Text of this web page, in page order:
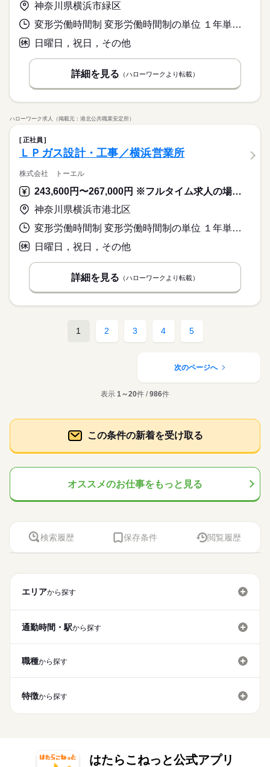
神奈川県横浜市緑区
変形労働時間制 変形労働時間制の単位 １年単位 就業時間１ 8時00分〜17時00分
日曜日，祝日，その他
詳細を見る （ハローワークより転載）
ハローワーク求人（掲載元：港北公共職業安定所）
正社員
ＬＰガス設計・工事／横浜営業所
株式会社 トーエル
243,600円〜267,000円 ※フルタイム求人の場合は月額（換算額）、パート求人の場合は時間額を表示しています。
神奈川県横浜市港北区
変形労働時間制 変形労働時間制の単位 １年単位 就業時間１ 9時00分〜17時30分 就業時間に関する特記事項 ・夜間作業はその作業内容により時間が確定する。
日曜日，祝日，その他
詳細を見る （ハローワークより転載）
1 2 3 4 5
次のページへ
表示 1～20件 /986件
この条件の新着を受け取る
オススメのお仕事をもっと見る
検索履歴 保存条件 閲覧履歴
エリアから探す
通勤時間・駅から探す
職種から探す
特徴から探す
はたらこねっと公式アプリ